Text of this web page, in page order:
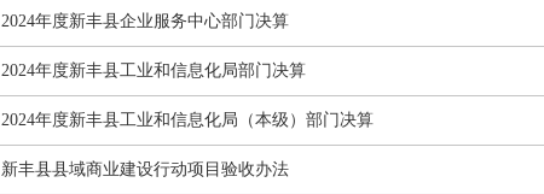
2024年度新丰县企业服务中心部门决算
2024年度新丰县工业和信息化局部门决算
2024年度新丰县工业和信息化局（本级）部门决算
新丰县县域商业建设行动项目验收办法